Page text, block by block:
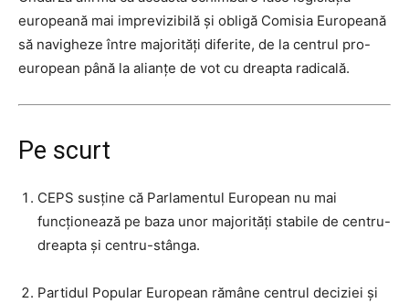
europeană mai imprevizibilă și obligă Comisia Europeană
să navigheze între majorități diferite, de la centrul pro-
european până la alianțe de vot cu dreapta radicală.
Pe scurt
CEPS susține că Parlamentul European nu mai
funcționează pe baza unor majorități stabile de centru-
dreapta și centru-stânga.
Partidul Popular European rămâne centrul deciziei și